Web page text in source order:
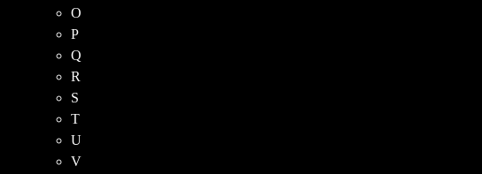
O
P
Q
R
S
T
U
V